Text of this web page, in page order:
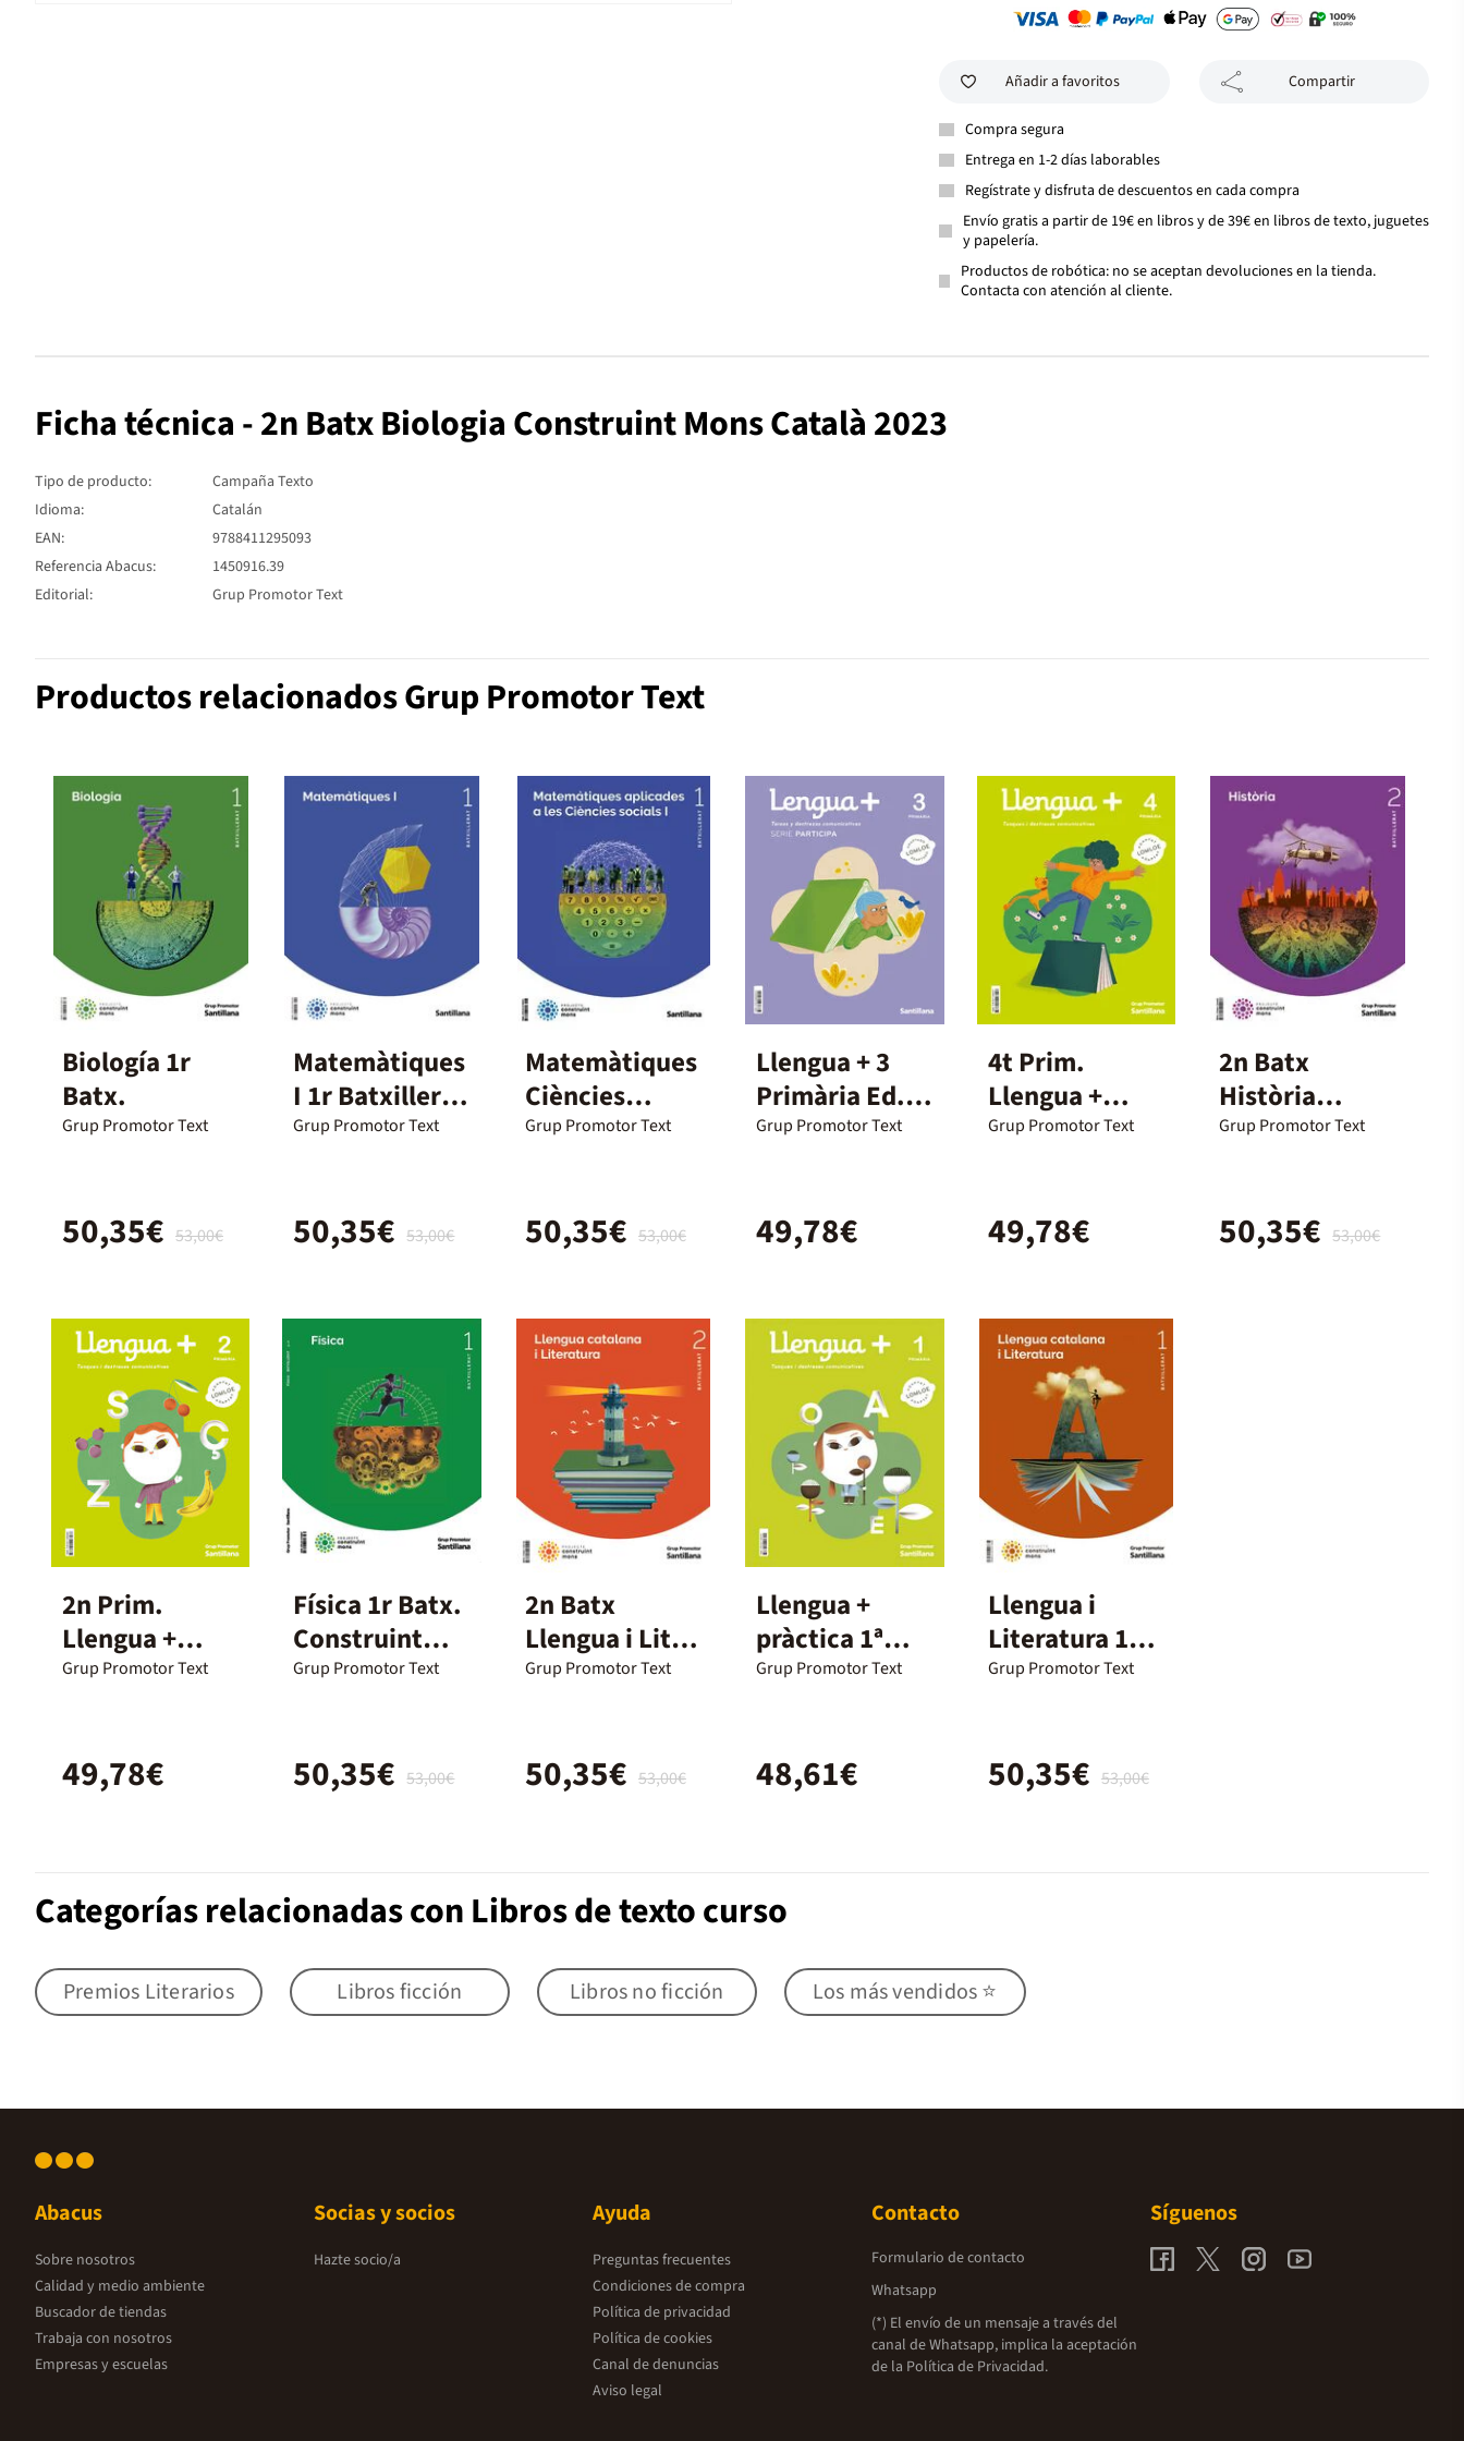
Añadir a favoritos Compartir
Compra segura
Entrega en 1-2 días laborables
Regístrate y disfruta de descuentos en cada compra
Envío gratis a partir de 19€ en libros y de 39€ en libros de texto, juguetes
y papelería.
Productos de robótica: no se aceptan devoluciones en la tienda.
Contacta con atención al cliente.
Ficha técnica - 2n Batx Biologia Construint Mons Català 2023
Tipo de producto:
Campaña Texto
Idioma:
Catalán
EAN:
9788411295093
Referencia Abacus:
1450916.39
Editorial:
Grup Promotor Text
Productos relacionados Grup Promotor Text
Biología 1r
Batx.
Grup Promotor Text
53,00€
50,35€
Matemàtiques
I 1r Batxillerat
Construïnt
Grup Promotor Text
53,00€
50,35€
Matemàtiques
Ciències
Socials I 1
Grup Promotor Text
53,00€
50,35€
Llengua + 3
Primària Ed.
Santillana
Grup Promotor Text
49,78€
4t Prim.
Llengua +
Català Ed23
Grup Promotor Text
49,78€
2n Batx
Història
D'Espanya
2023
Grup Promotor Text
53,00€
50,35€
2n Prim.
Llengua +
Català Ed23
Grup Promotor Text
49,78€
Física 1r Batx.
Construint
Mons
Grup Promotor Text
53,00€
50,35€
2n Batx
Llengua i Liter
Català
Grup Promotor Text
53,00€
50,35€
Llengua +
pràctica 1ª
primària
Grup Promotor Text
48,61€
Llengua i
Literatura 1r
Batx.
Grup Promotor Text
53,00€
50,35€
Categorías relacionadas con Libros de texto curso
Premios Literarios Libros ficción Libros no ficción Los más vendidos ⭐
Abacus
Sobre nosotros
Calidad y medio ambiente
Buscador de tiendas
Trabaja con nosotros
Empresas y escuelas
Socias y socios
Hazte socio/a
Ayuda
Preguntas frecuentes
Condiciones de compra
Política de privacidad
Política de cookies
Canal de denuncias
Aviso legal
Contacto
Formulario de contacto
Whatsapp
(*) El envío de un mensaje a través del
canal de Whatsapp, implica la aceptación
de la Política de Privacidad.
Síguenos